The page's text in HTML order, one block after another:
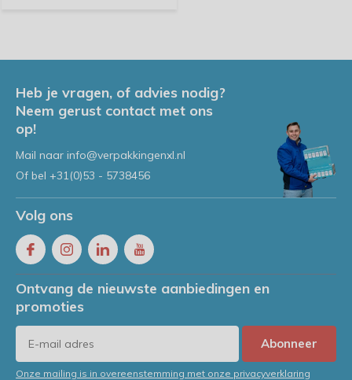
Heb je vragen, of advies nodig?
Neem gerust contact met ons
op!
Mail naar info@verpakkingenxl.nl
Of bel +31(0)53 - 5738456
Volg ons
Ontvang de nieuwste aanbiedingen en
promoties
Abonneer
Onze mailing is in overeenstemming met onze privacyverklaring